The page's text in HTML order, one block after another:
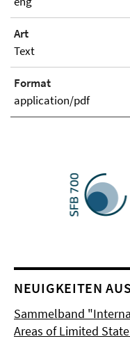
Art
Text
Format
application/pdf
NEUIGKEITEN
Sammelband
Areas of Limited